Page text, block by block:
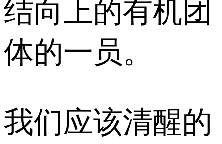
结向上的有机团
体的一员。
我们应该清醒的